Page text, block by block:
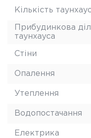
Кількість
Прибудинкова
таунхауса
Стіни
Опалення
Утеплення
Водопостачання
Електрика